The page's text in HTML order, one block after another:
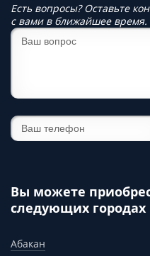
Есть вопросы? Оставьте
с вами в ближайшее время.
Вы можете
следующих городах
Абакан